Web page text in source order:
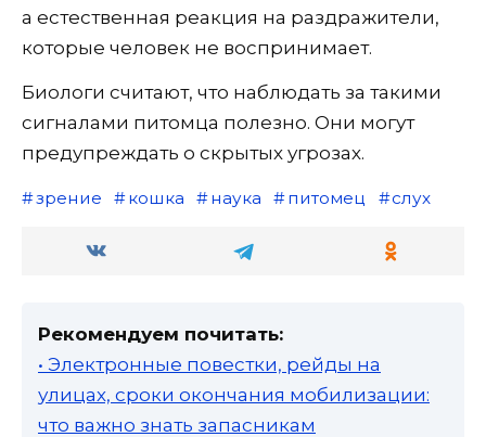
а естественная реакция на раздражители,
которые человек не воспринимает.
Биологи считают, что наблюдать за такими
сигналами питомца полезно. Они могут
предупреждать о скрытых угрозах.
зрение кошка наука питомец слух
Рекомендуем почитать:
• Электронные повестки, рейды на
улицах, сроки окончания мобилизации:
что важно знать запасникам